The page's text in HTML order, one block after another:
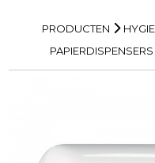
PRODUCTEN
PAPIERDISPENSERS